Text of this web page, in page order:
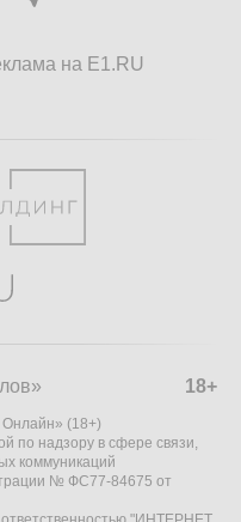
на E1.RU
18+
(18+)
по надзору в сфере связи,
коммуникаций
№ ФС77-84675 от